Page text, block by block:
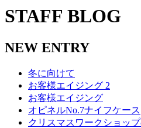
STAFF BLOG
NEW ENTRY
冬に向けて
お客様エイジング 2
お客様エイジング
オピネルNo.7ナイフケース
クリスマスワークショッ